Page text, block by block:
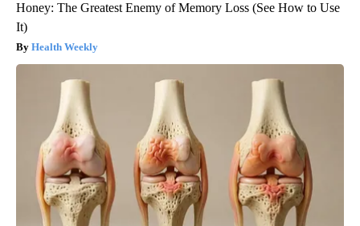
Honey: The Greatest Enemy of Memory Loss (See How to Use
It)
Health Weekly